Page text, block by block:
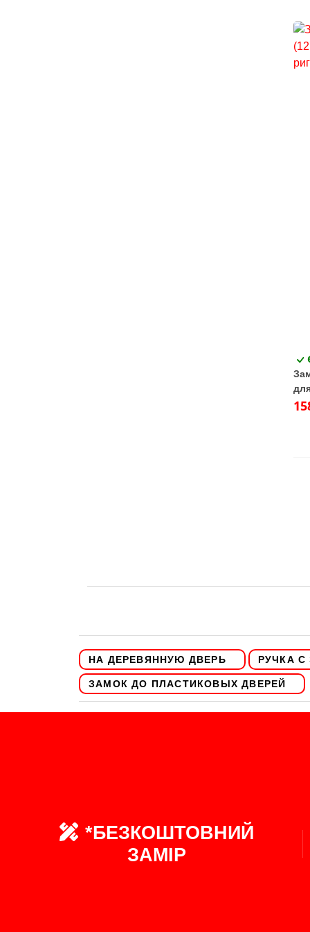
НА ДЕРЕВЯННУЮ ДВЕРЬ РУЧКА
ЗАМОК ДО ПЛАСТИКОВЫХ ДВЕРЕЙ
*БЕЗКОШТОВНИЙ
ЗАМІР